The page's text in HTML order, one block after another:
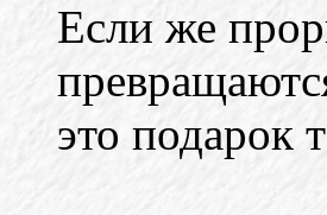
Если же
это подарок